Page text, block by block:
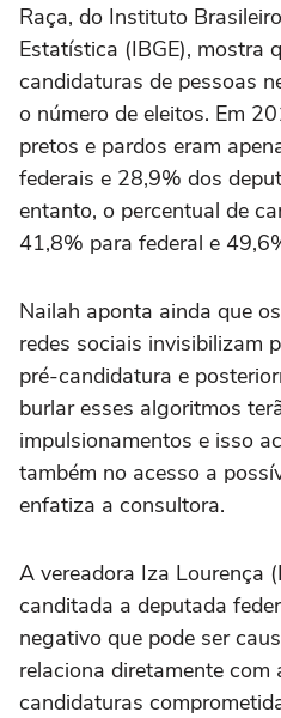
Raça, do Instituto
Estatística (IBGE), mostra
candidaturas de pessoas
o número de eleitos. Em
pretos e pardos eram
federais e 28,9% dos
entanto, o percentual de
41,8% para federal e
Nailah aponta ainda que
redes sociais invisibilizam
pré-candidatura e
burlar esses algoritmos
impulsionamentos e isso
também no acesso a
enfatiza a consultora.
A vereadora Iza Lourença
canditada a deputada
negativo que pode ser
relaciona diretamente com
candidaturas